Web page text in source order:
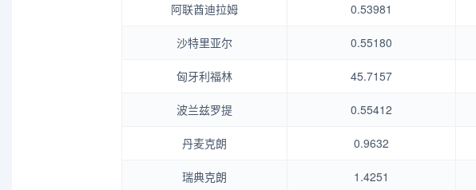
阿联酋迪拉姆 0.53981
沙特里亚尔 0.55180
匈牙利福林 45.7157
波兰兹罗提 0.55412
丹麦克朗 0.9632
瑞典克朗 1.4251